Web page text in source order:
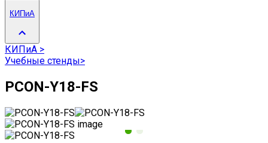
КИПиА
КИПиА >
Учебные стенды>
PCON-Y18-FS